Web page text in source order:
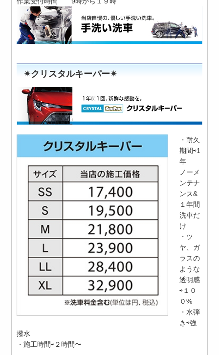
✴︎クリスタルキーパー✴︎
・耐久
期間⇨1
年
ノーメ
ンテナ
ンス&
１年間
洗車だ
け
・ツ
ヤ、ガ
ラスの
ような
透明感
⇨１０
０%
・水弾
き⇨強
撥水
・施工時間⇨２時間〜